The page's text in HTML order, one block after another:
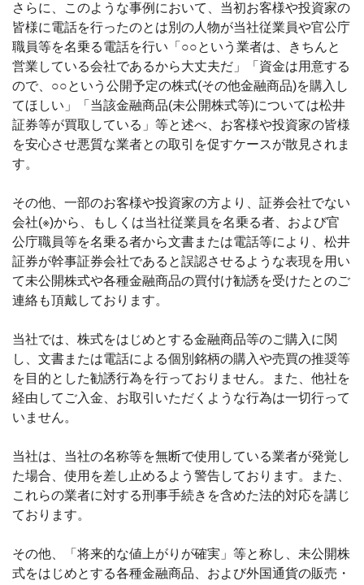
さらに、このような事例において、当初お客様や投資家の
皆様に電話を行ったのとは別の人物が当社従業員や官公庁
職員等を名乗る電話を行い「○○という業者は、きちんと
営業している会社であるから大丈夫だ」「資金は用意する
ので、○○という公開予定の株式(その他金融商品)を購入し
てほしい」「当該金融商品(未公開株式等)については松井
証券等が買取している」等と述べ、お客様や投資家の皆様
を安心させ悪質な業者との取引を促すケースが散見されま
す。
その他、一部のお客様や投資家の方より、証券会社でない
会社(※)から、もしくは当社従業員を名乗る者、および官
公庁職員等を名乗る者から文書または電話等により、松井
証券が幹事証券会社であると誤認させるような表現を用い
て未公開株式や各種金融商品の買付け勧誘を受けたとのご
連絡も頂戴しております。
当社では、株式をはじめとする金融商品等のご購入に関
し、文書または電話による個別銘柄の購入や売買の推奨等
を目的とした勧誘行為を行っておりません。また、他社を
経由してご入金、お取引いただくような行為は一切行って
いません。
当社は、当社の名称等を無断で使用している業者が発覚し
た場合、使用を差し止めるよう警告しております。また、
これらの業者に対する刑事手続きを含めた法的対応を講じ
ております。
その他、「将来的な値上がりが確実」等と称し、未公開株
式をはじめとする各種金融商品、および外国通貨の販売・